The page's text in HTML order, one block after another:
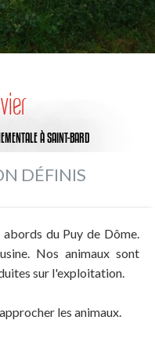
À SAINT-BARD
DÉFINIS
du Puy de Dôme.
Nos animaux sont
sur l'exploitation.
les animaux.